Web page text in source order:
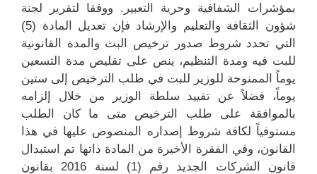
بمؤشرات الشفافية وحرية التعبير. ووفقا لتقرير لجنة
شؤون الثقافة والتعليم والإرشاد فإن تعديل المادة (5)
التي تحدد شروط صدور ترخيص البث والمدة القانونية
للبت فيه ومدة التنظيم، ينص على تقليص مدة التسعين
يوماً الممنوحة للوزير للبت في طلب الترخيص إلى ستين
يوماً، فضلاً عن تقييد سلطة الوزير من خلال إلزامه
بالموافقة على طلب الترخيص متى ما كان الطلب
مستوفياً لكافة شروط إصداره المنصوص عليها في هذا
القانون، وفي الفقرة الأخيرة من المادة ذاتها تم استبدال
قانون الشركات الجديد رقم (1) لسنة 2016 بقانون